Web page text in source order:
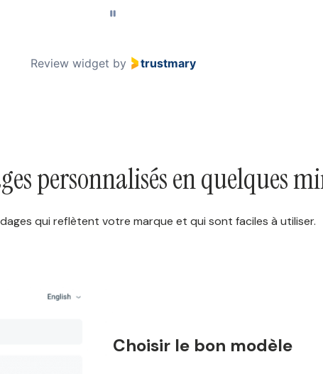
Review widget by trustmary
personnalisés en quelques
qui reflètent votre marque et qui sont faciles à utiliser.
Choisir le bon modèle